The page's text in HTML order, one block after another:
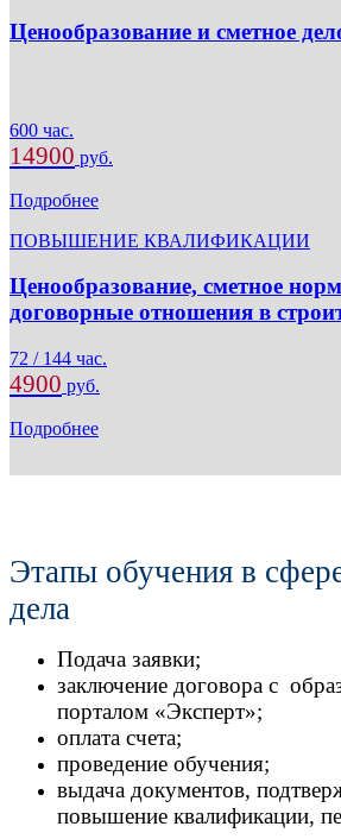
Ценообразование и сметное
600 час.
14900 руб.
Подробнее
ПОВЫШЕНИЕ КВАЛИФИКАЦИИ
Ценообразование, сметное
договорные отношения в
72 / 144 час.
4900 руб.
Подробнее
Этапы обучения в
дела
Подача заявки;
заключение договора с
порталом «Эксперт»;
оплата счета;
проведение обучения;
выдача документов,
повышение квалификации,